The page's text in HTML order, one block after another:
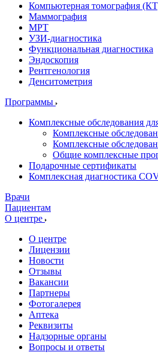
Компьютерная томография
Маммография
МРТ
УЗИ-диагностика
Функциональная диагностика
Эндоскопия
Рентгенология
Денситометрия
Программы
Комплексные обследования
Комплексные
Комплексные
Общие комплексные
Подарочные сертификаты
Комплексная диагностика
Врачи
Пациентам
О центре
О центре
Лицензии
Новости
Отзывы
Вакансии
Партнеры
Фотогалерея
Аптека
Реквизиты
Надзорные органы
Вопросы и ответы